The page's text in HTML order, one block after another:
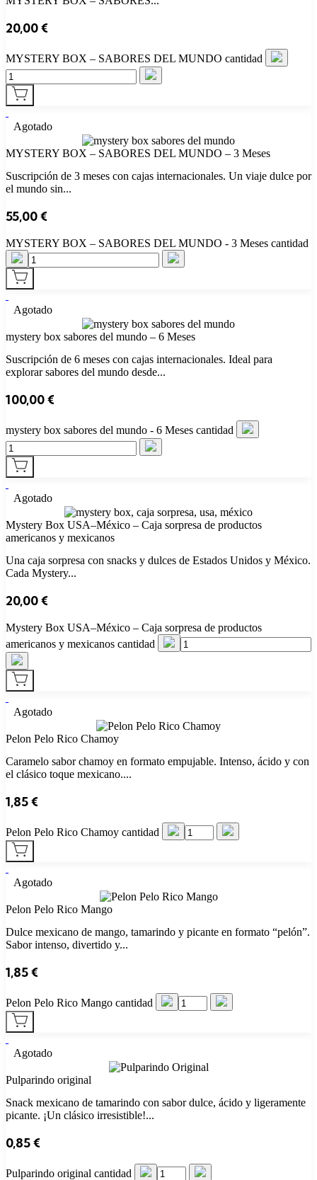
20,00€
MYSTERY BOX – SABORES DEL MUNDO cantidad
Agotado
MYSTERY BOX – SABORES DEL MUNDO – 3 Meses
Suscripción de 3 meses con cajas internacionales. Un viaje dulce por
el mundo sin...
55,00€
MYSTERY BOX – SABORES DEL MUNDO - 3 Meses cantidad
Agotado
mystery box sabores del mundo – 6 Meses
Suscripción de 6 meses con cajas internacionales. Ideal para
explorar sabores del mundo desde...
100,00€
mystery box sabores del mundo - 6 Meses cantidad
Agotado
Mystery Box USA–México – Caja sorpresa de productos
americanos y mexicanos
Una caja sorpresa con snacks y dulces de Estados Unidos y México.
Cada Mystery...
20,00€
Mystery Box USA–México – Caja sorpresa de productos
americanos y mexicanos cantidad
Agotado
Pelon Pelo Rico Chamoy
Caramelo sabor chamoy en formato empujable. Intenso, ácido y con
el clásico toque mexicano....
1,85€
Pelon Pelo Rico Chamoy cantidad
Agotado
Pelon Pelo Rico Mango
Dulce mexicano de mango, tamarindo y picante en formato “pelón”.
Sabor intenso, divertido y...
1,85€
Pelon Pelo Rico Mango cantidad
Agotado
Pulparindo original
Snack mexicano de tamarindo con sabor dulce, ácido y ligeramente
picante. ¡Un clásico irresistible!...
0,85€
Pulparindo original cantidad